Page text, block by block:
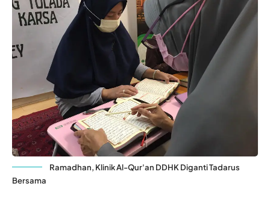
Ramadhan, Klinik Al-Qur'an DDHK Diganti Tadarus
Bersama